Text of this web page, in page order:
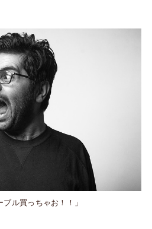
ブル買っちゃお！！」